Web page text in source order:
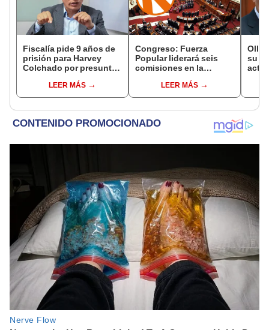
Fiscalía pide 9 años de
prisión para Harvey
Colchado por presunta
incompatible y falsedad
ideológica
LEER MÁS
Congreso: Fuerza
Popular liderará seis
comisiones en la
LEER MÁS
su